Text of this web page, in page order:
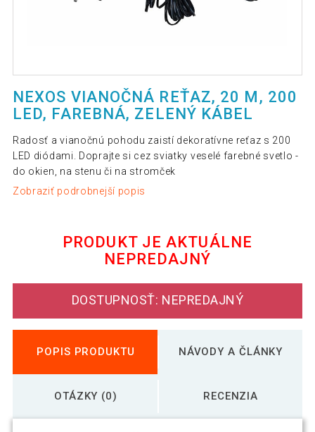
NEXOS VIANOČNÁ REŤAZ, 20 M, 200
LED, FAREBNÁ, ZELENÝ KÁBEL
Radosť a vianočnú pohodu zaistí dekoratívne reťaz s 200
LED diódami. Doprajte si cez sviatky veselé farebné svetlo -
do okien, na stenu či na stromček
Zobraziť podrobnejší popis
PRODUKT JE AKTUÁLNE
NEPREDAJNÝ
DOSTUPNOSŤ: NEPREDAJNÝ
POPIS PRODUKTU NÁVODY A ČLÁNKY
OTÁZKY (0) RECENZIA